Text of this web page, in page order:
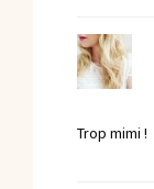
Trop mimi !